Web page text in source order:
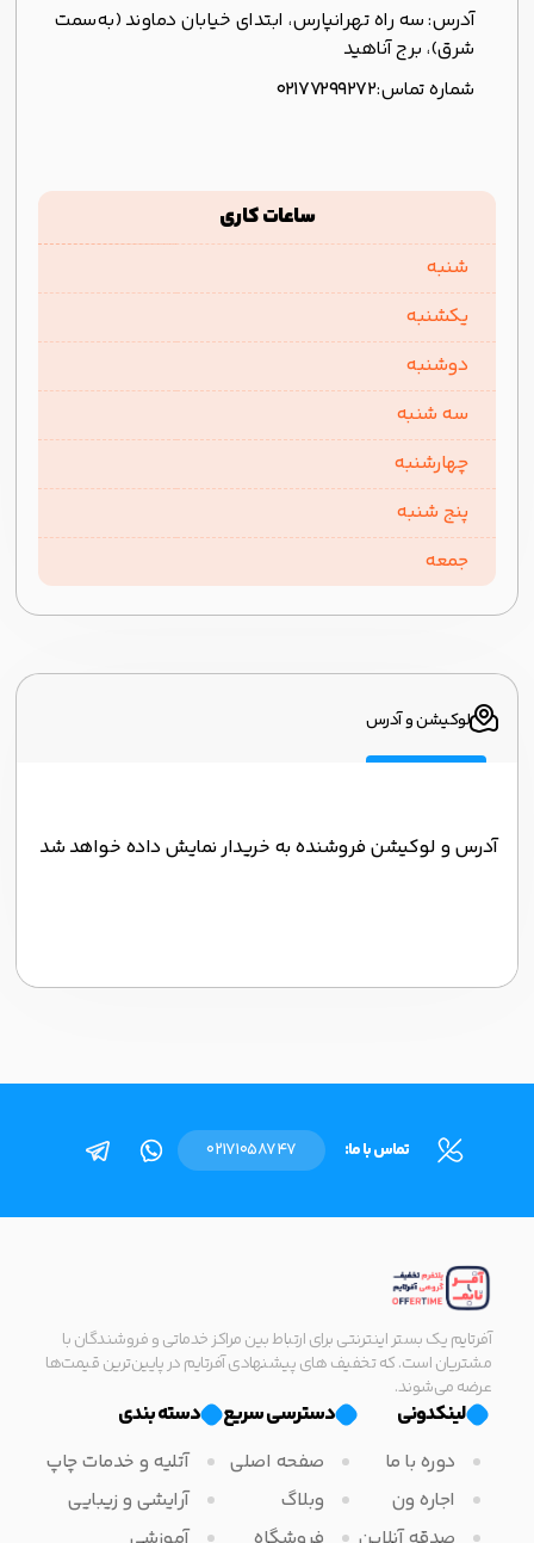
آدرس: سه راه تهرانپارس، ابتدای خیابان دماوند (به‌سمت
شرق)، برج آناهید
شماره تماس:۰۲۱۷۷۲۹۹۲۷۲
ساعات کاری
شنبه
یکشنبه
دوشنبه
سه شنبه
چهارشنبه
پنج شنبه
جمعه
لوکیشن و آدرس
آدرس و لوکیشن فروشنده به خریدار نمایش داده خواهد شد
تماس با ما: 02171058747
آفرتایم یک بستر اینترنتی برای ارتباط بین مراکز خدماتی و فروشندگان با
مشتریان است. که تخفیف های پیشنهادی آفرتایم در پایین‌ترین قیمت‌ها
عرضه می‌شوند.
لینکدونی
دوره با ما
اجاره ون
دسترسی سریع
صفحه اصلی
وبلاگ
دسته بندی
آتلیه و خدمات چاپ
آرایشی و زیبایی